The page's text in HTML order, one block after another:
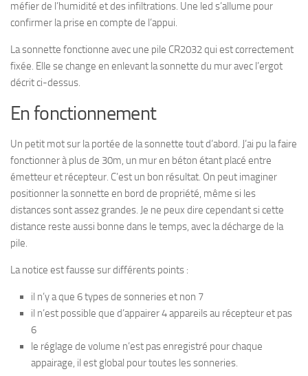
méfier de l’humidité et des infiltrations. Une led s’allume pour
confirmer la prise en compte de l’appui.
La sonnette fonctionne avec une pile CR2032 qui est correctement
fixée. Elle se change en enlevant la sonnette du mur avec l’ergot
décrit ci-dessus.
En fonctionnement
Un petit mot sur la portée de la sonnette tout d’abord. J’ai pu la faire
fonctionner à plus de 30m, un mur en béton étant placé entre
émetteur et récepteur. C’est un bon résultat. On peut imaginer
positionner la sonnette en bord de propriété, même si les
distances sont assez grandes. Je ne peux dire cependant si cette
distance reste aussi bonne dans le temps, avec la décharge de la
pile.
La notice est fausse sur différents points :
il n’y a que 6 types de sonneries et non 7
il n’est possible que d’appairer 4 appareils au récepteur et pas
6
le réglage de volume n’est pas enregistré pour chaque
appairage, il est global pour toutes les sonneries.